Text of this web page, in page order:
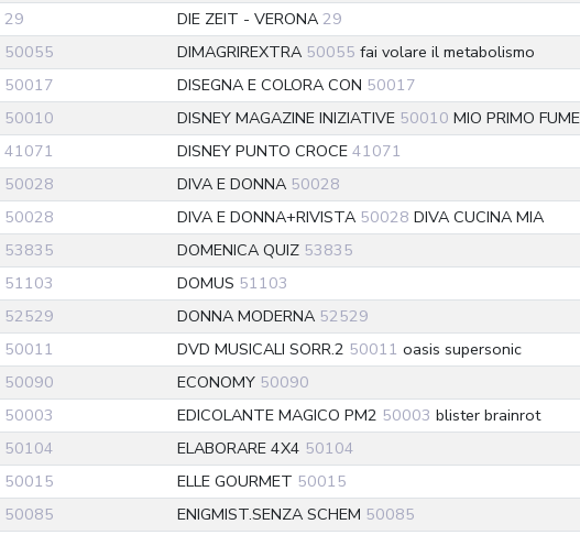
29 DIE ZEIT - VERONA 29
50055 DIMAGRIREXTRA 50055 fai volare il metabolismo
50017 DISEGNA E COLORA CON 50017
50010 DISNEY MAGAZINE INIZIATIVE 50010 MIO PRIMO
41071 DISNEY PUNTO CROCE 41071
50028 DIVA E DONNA 50028
50028 DIVA E DONNA+RIVISTA 50028 DIVA CUCINA MIA
53835 DOMENICA QUIZ 53835
51103 DOMUS 51103
52529 DONNA MODERNA 52529
50011 DVD MUSICALI SORR.2 50011 oasis supersonic
50090 ECONOMY 50090
50003 EDICOLANTE MAGICO PM2 50003 blister brainrot
50104 ELABORARE 4X4 50104
50015 ELLE GOURMET 50015
50085 ENIGMIST.SENZA SCHEM 50085